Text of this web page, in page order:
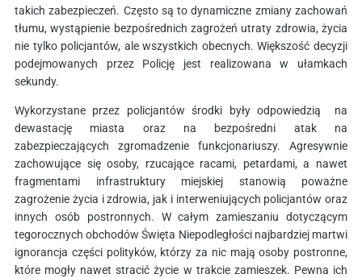
takich zabezpieczeń. Często są to dynamiczne zmiany zachowań
tłumu, wystąpienie bezpośrednich zagrożeń utraty zdrowia, życia
nie tylko policjantów, ale wszystkich obecnych. Większość decyzji
podejmowanych przez Policję jest realizowana w ułamkach
sekundy.
Wykorzystane przez policjantów środki były odpowiedzią na
dewastację miasta oraz na bezpośredni atak na
zabezpieczających zgromadzenie funkcjonariuszy. Agresywnie
zachowujące się osoby, rzucające racami, petardami, a nawet
fragmentami infrastruktury miejskiej stanowią poważne
zagrożenie życia i zdrowia, jak i interweniujących policjantów oraz
innych osób postronnych. W całym zamieszaniu dotyczącym
tegorocznych obchodów Święta Niepodległości najbardziej martwi
ignorancja części polityków, którzy za nic mają osoby postronne,
które mogły nawet stracić życie w trakcie zamieszek. Pewna ich